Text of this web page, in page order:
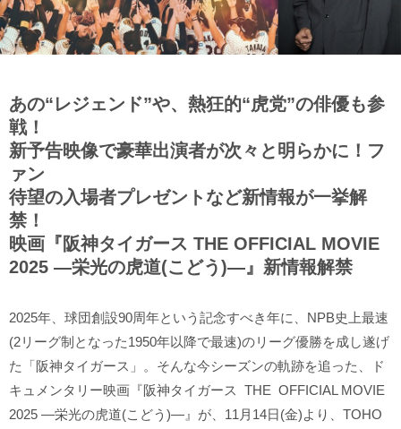
あの“レジェンド”や、熱狂的“虎党”の俳優も参
戦！
新予告映像で豪華出演者が次々と明らかに！フ
ァン
待望の入場者プレゼントなど新情報が一挙解
禁！
映画『阪神タイガース THE OFFICIAL MOVIE
2025 ―栄光の虎道(こどう)―』新情報解禁
2025年、球団創設90周年という記念すべき年に、NPB史上最速
(2リーグ制となった1950年以降で最速)のリーグ優勝を成し遂げ
た「阪神タイガース」。そんな今シーズンの軌跡を追った、ド
キュメンタリー映画『阪神タイガース THE OFFICIAL MOVIE
2025 ―栄光の虎道(こどう)―』が、11月14日(金)より、TOHO